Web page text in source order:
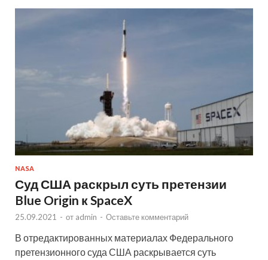
NASA
Суд США раскрыл суть претензии
Blue Origin к SpaceX
25.09.2021 - от admin - Оставьте комментарий
В отредактированных материалах Федерального
претензионного суда США раскрывается суть